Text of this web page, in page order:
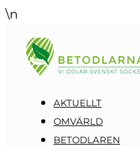
\n
AKTUELLT
OMVÄRLD
BETODLAREN